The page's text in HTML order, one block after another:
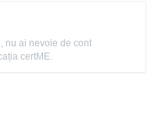
nu ai nevoie de cont
certME.